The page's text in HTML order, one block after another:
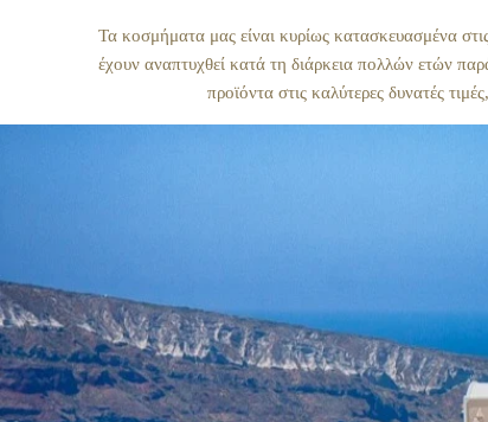
Τα κοσμήματα μας είναι κυρίως κατασκευασμένα
έχουν αναπτυχθεί κατά τη διάρκεια πολλών ετών
προϊόντα στις καλύτερες δυνατές